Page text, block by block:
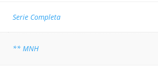
Serie Completa
** MNH